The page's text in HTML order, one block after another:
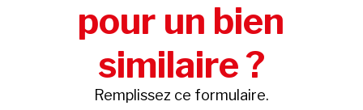
pour un bien
similaire ?
Remplissez ce formulaire.